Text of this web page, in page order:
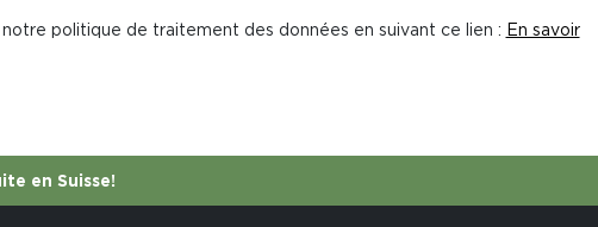
politique de traitement des données en suivant ce lien : En savoir
en Suisse!